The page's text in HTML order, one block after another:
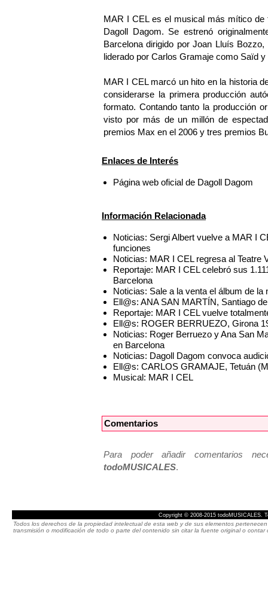
MAR I CEL es el musical más mítico de
Dagoll Dagom. Se estrenó
Barcelona dirigido por Joan Lluís
liderado por Carlos Gramaje como Saïd
MAR I CEL marcó un hito en la historia
considerarse la primera producción
formato. Contando tanto la producción
visto por más de un millón de
premios Max en el 2006 y tres premios
Enlaces de Interés
Página web oficial de Dagoll Dagom
Información Relacionada
Noticias: Sergi Albert vuelve a MAR I
funciones
Noticias: MAR I CEL regresa al Teatre
Reportaje: MAR I CEL celebró sus
Barcelona
Noticias: Sale a la venta el álbum de
Ell@s: ANA SAN MARTÍN, Santiago
Reportaje: MAR I CEL vuelve
Ell@s: ROGER BERRUEZO, Girona
Noticias: Roger Berruezo y Ana San
en Barcelona
Noticias: Dagoll Dagom convoca
Ell@s: CARLOS GRAMAJE, Tetuán
Musical: MAR I CEL
Comentarios
Para poder añadir comentarios
todoMUSICALES.
Copyright © 2008-2015 todoMUSICALES.
Todos los derechos de la propiedad intelectual de esta web y de sus elementos
transmisión o modificación de todo o parte del contenido sin citar la fuente original o